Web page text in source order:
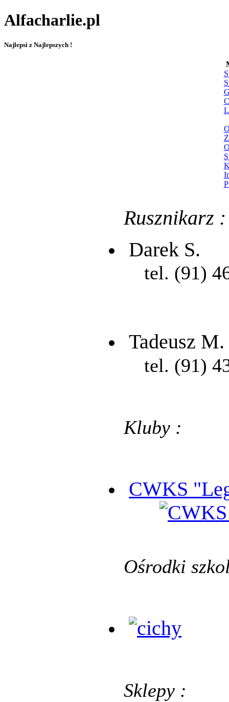
Alfacharlie.pl
Najlepsi z Najlepszych !
Rusznikarz :
Darek S.
tel. (91)
Tadeusz M.
tel. (91)
Kluby :
CWKS
Ośrodki
Sklepy :